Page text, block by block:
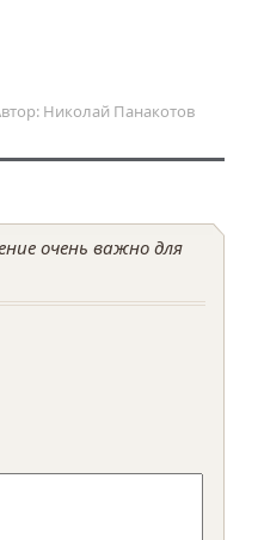
Николай Панакотов
очень важно для